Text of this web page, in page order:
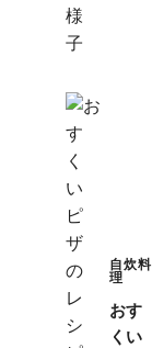
自炊料
理
おす
くい